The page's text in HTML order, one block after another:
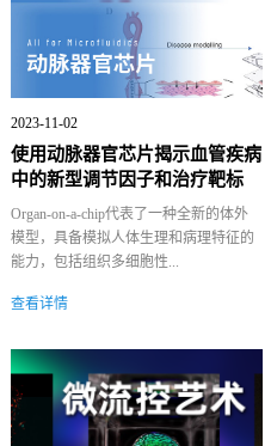
2023-11-02
使用动脉器官芯片揭示血管疾病
中的新型调节因子和治疗靶标
Organ-on-a-chip代表了一种全新的体外
模型，具备模拟人体生理和病理特征的
能力，包括组织多细胞性...
查看详情